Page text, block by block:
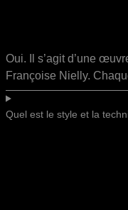
Oui. Il s’agit d’une
Françoise Nielly.
Quel est le style et la